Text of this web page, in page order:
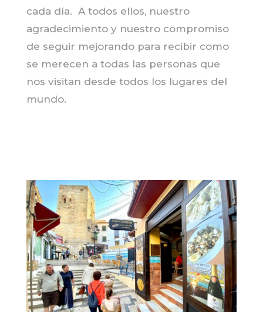
cada día. A todos ellos, nuestro
agradecimiento y nuestro compromiso
de seguir mejorando para recibir como
se merecen a todas las personas que
nos visitan desde todos los lugares del
mundo.